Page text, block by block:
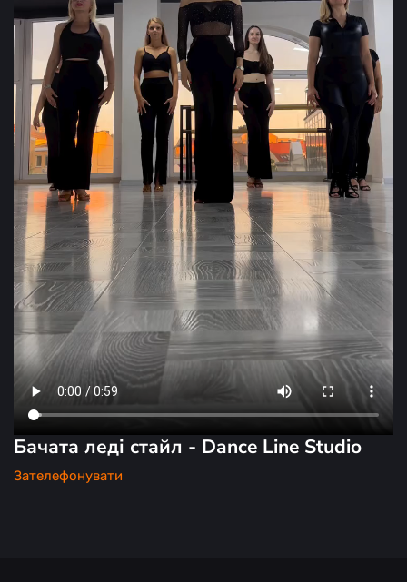
Бачата леді стайл - Dance Line Studio
Зателефонувати